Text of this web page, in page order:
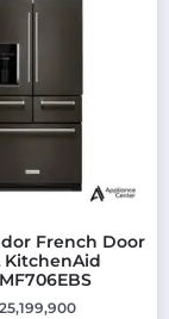
French Door
KitchenAid
25,199,900